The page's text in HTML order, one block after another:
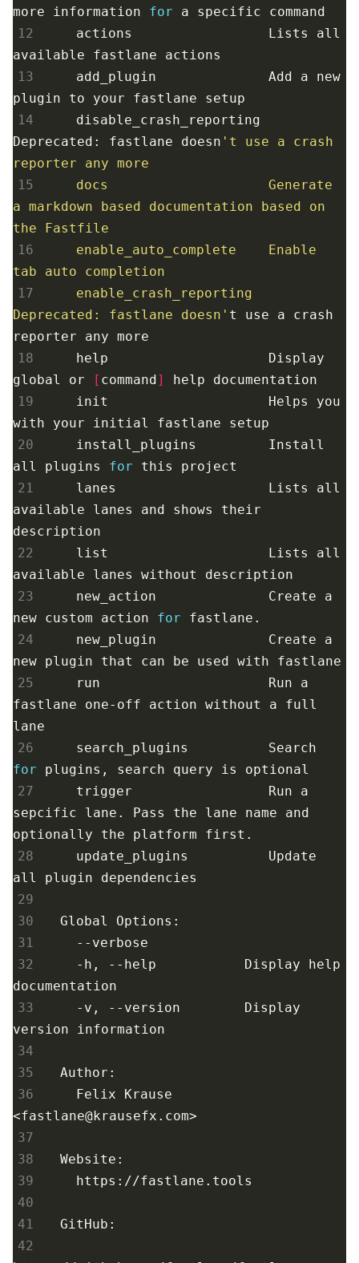
more information for a specific command
12
    actions                 Lists all
13
    add_plugin              Add a new
14
    disable_crash_reporting
Deprecated: fastlane doesn 't use a crash
15
    docs                    Generate
a markdown based documentation based on
16
    enable_auto_complete    Enable
17
    enable_crash_reporting
Deprecated: fastlane doesn' t use a crash
18
help
                    Display
global or
[ command] help
19
    init                    Helps you
20
    install_plugins         Install
all plugins for
21
    lanes                   Lists all
available lanes and shows their
22
    list                    Lists all
23
    new_action              Create a
new custom action for
24
    new_plugin              Create a
25
    run                     Run a
fastlane one-off action without a full
26
for
27
    trigger                 Run a
sepcific lane. Pass the lane name and
28
    update_plugins          Update
29
30
31
32
    -h, --help           Display
help
33
    -v, --version        Display
34
35
36
    Felix Krause
<fastlane@krausefx.com
37
38
39
40
41
42